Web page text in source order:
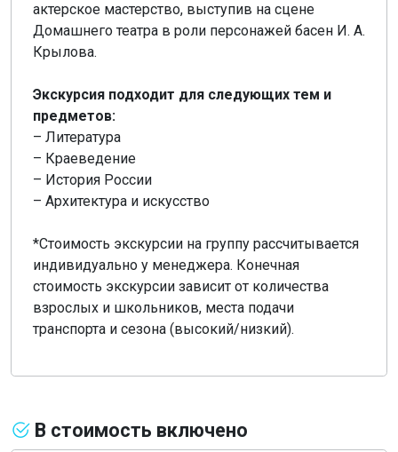
актерское мастерство, выступив на сцене
Домашнего театра в роли персонажей басен И. А.
Крылова.
Экскурсия подходит для следующих тем и
предметов:
– Литература
– Краеведение
– История России
– Архитектура и искусство
*Стоимость экскурсии на группу рассчитывается
индивидуально у менеджера. Конечная
стоимость экскурсии зависит от количества
взрослых и школьников, места подачи
транспорта и сезона (высокий/низкий).
В стоимость включено